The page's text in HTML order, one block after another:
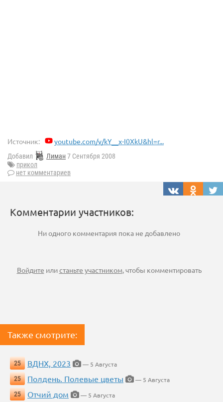
Источник: youtube.com/v/kY__x-I0XkU&hl=r...
Добавил Лиман 7 Сентября 2008
прикол
нет комментариев
Комментарии участников:
Ни одного комментария пока не добавлено
Войдите илистаньте участником, чтобы комментировать
Также смотрите:
25 ВДНХ, 2023
— 5 Августа
25
Полдень. Полевые цветы
— 5 Августа
25
Отчий дом
— 5 Августа